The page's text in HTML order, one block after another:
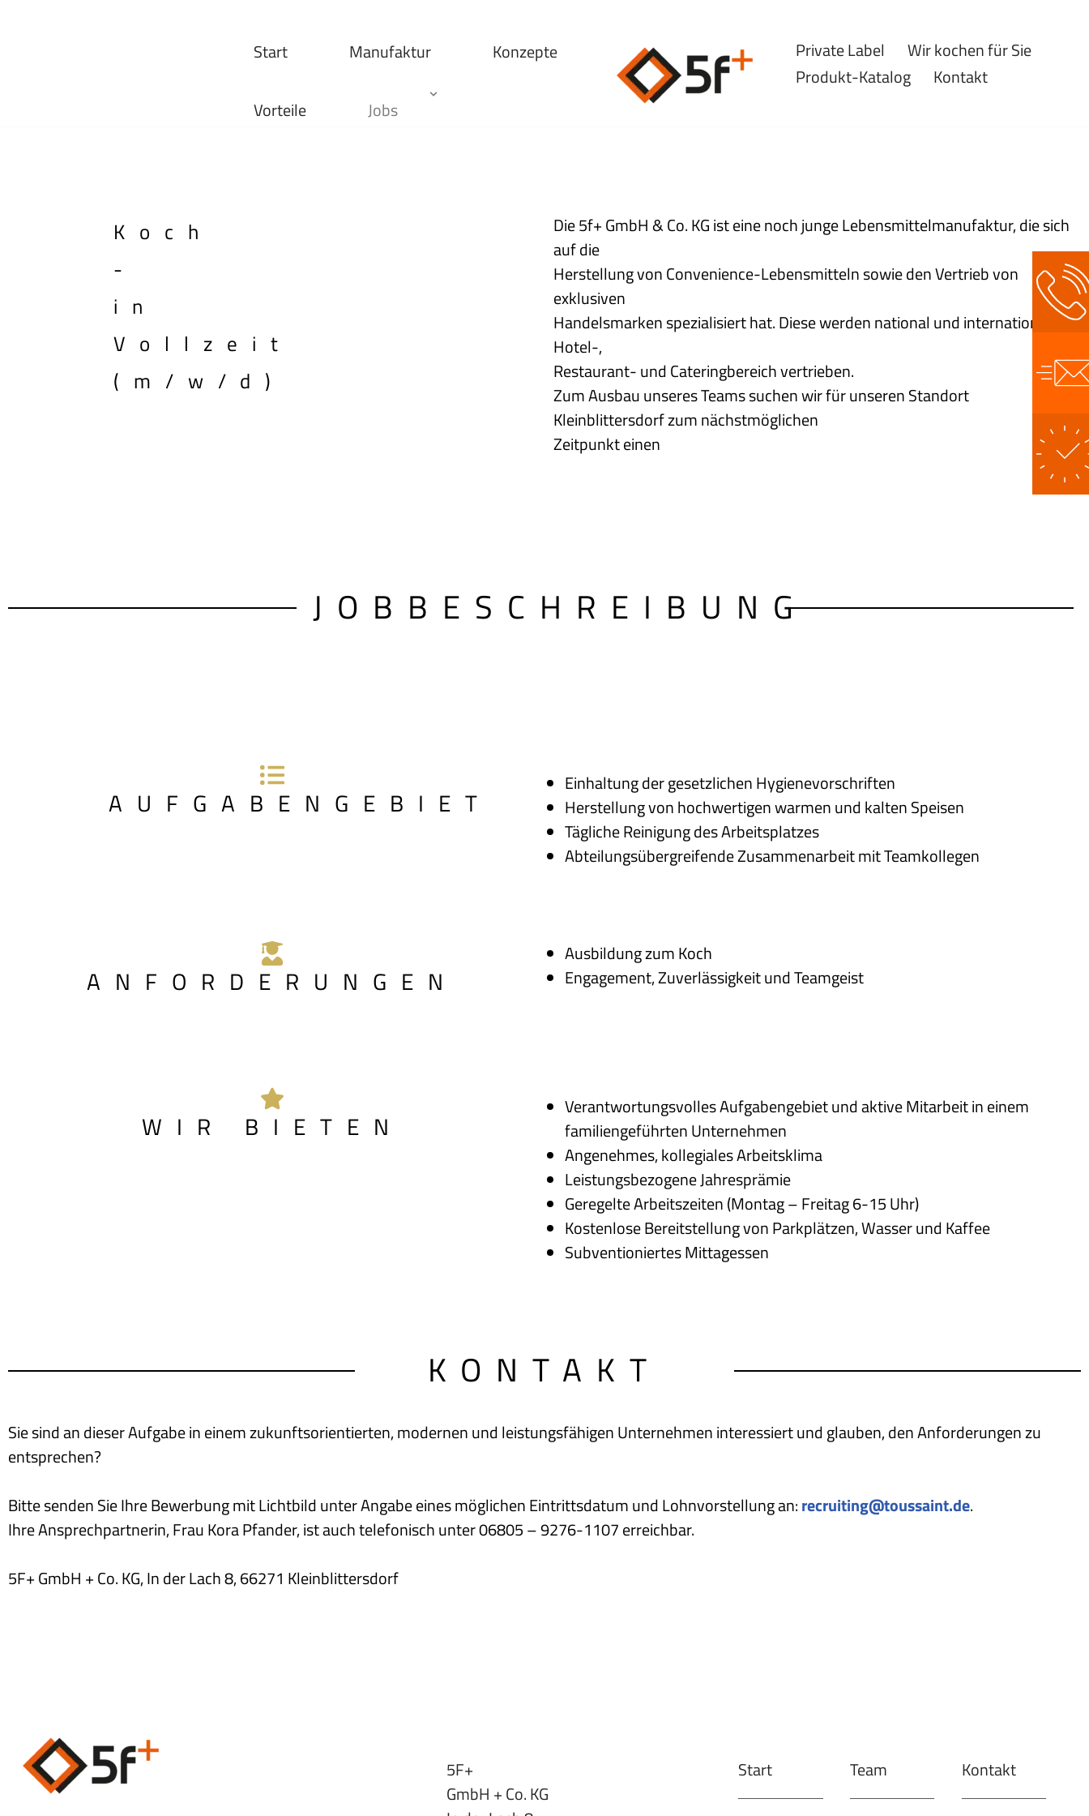
Start Manufaktur Konzepte
Vorteile Jobs
Private Label
Wir kochen für Sie
Produkt-Katalog
Kontakt
Koch
-
in
Vollzeit
(m/w/d)
Die 5f+ GmbH & Co. KG ist eine noch junge Lebensmittelmanufaktur, die sich
auf die
Herstellung von Convenience-Lebensmitteln sowie den Vertrieb von
exklusiven
Handelsmarken spezialisiert hat. Diese werden national und international im
Hotel-,
Restaurant- und Cateringbereich vertrieben.
Zum Ausbau unseres Teams suchen wir für unseren Standort
Kleinblittersdorf zum nächstmöglichen
Zeitpunkt einen
JOBBESCHREIBUNG
AUFGABENGEBIET
Einhaltung der gesetzlichen Hygienevorschriften
Herstellung von hochwertigen warmen und kalten Speisen
Tägliche Reinigung des Arbeitsplatzes
Abteilungsübergreifende Zusammenarbeit mit Teamkollegen
ANFORDERUNGEN
Ausbildung zum Koch
Engagement, Zuverlässigkeit und Teamgeist
WIR BIETEN
Verantwortungsvolles Aufgabengebiet und aktive Mitarbeit in einem
familiengeführten Unternehmen
Angenehmes, kollegiales Arbeitsklima
Leistungsbezogene Jahresprämie
Geregelte Arbeitszeiten (Montag – Freitag 6-15 Uhr)
Kostenlose Bereitstellung von Parkplätzen, Wasser und Kaffee
Subventioniertes Mittagessen
KONTAKT
Sie sind an dieser Aufgabe in einem zukunftsorientierten, modernen und leistungsfähigen Unternehmen interessiert und glauben, den Anforderungen zu
entsprechen?
Bitte senden Sie Ihre Bewerbung mit Lichtbild unter Angabe eines möglichen Eintrittsdatum und Lohnvorstellung an:recruiting@toussaint.de.
Ihre Ansprechpartnerin, Frau Kora Pfander, ist auch telefonisch unter 06805 – 9276-1107 erreichbar.
5F+ GmbH + Co. KG, In der Lach 8, 66271 Kleinblittersdorf
5F+
GmbH + Co. KG
Start Team Kontakt